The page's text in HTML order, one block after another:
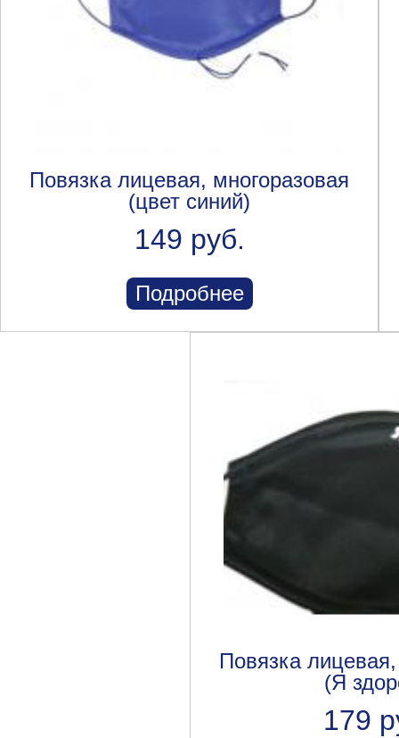
Повязка лицевая, многоразовая
(цвет синий)
149 руб.
Подробнее
Повязка
(Я
179